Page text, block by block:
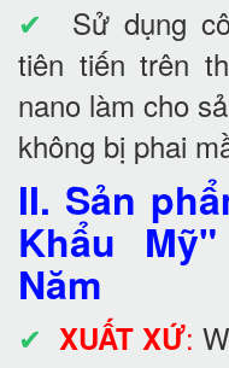
✔ Sử dụng
tiên tiến trên
nano làm cho
không bị phai
II. Sản
Khẩu
Năm
✔ XUẤT XỨ: